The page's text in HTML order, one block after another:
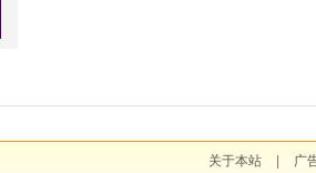
关于本站 广